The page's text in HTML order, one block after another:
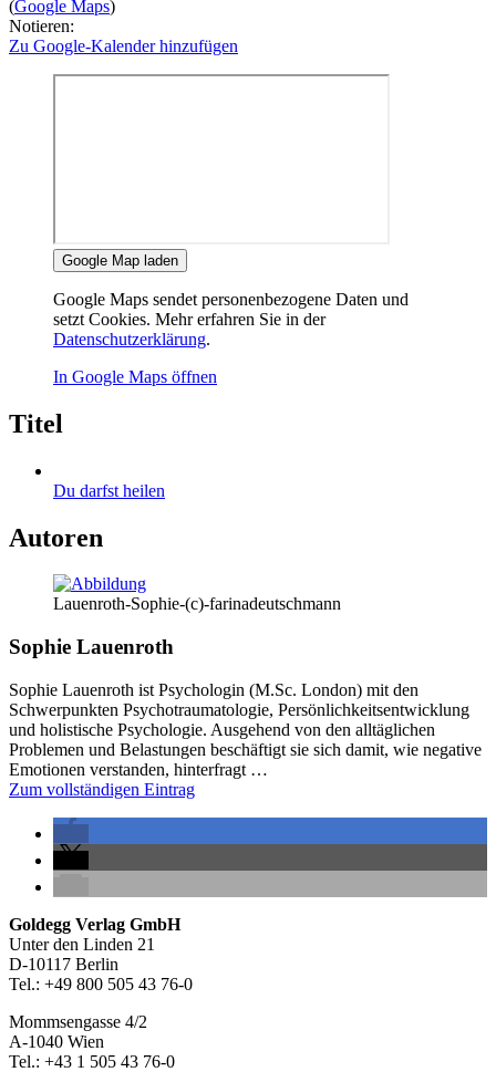
(Google Maps)
Notieren:
Zu Google-Kalender hinzufügen
Google Map laden
Google Maps sendet personenbezogene Daten und
setzt Cookies. Mehr erfahren Sie in der
Datenschutzerklärung.
In Google Maps öffnen
Titel
Du darfst heilen
Autoren
Lauenroth-Sophie-(c)-farinadeutschmann
Sophie Lauenroth
Sophie Lauenroth ist Psychologin (M.Sc. London) mit den
Schwerpunkten Psychotraumatologie, Persönlichkeitsentwicklung
und holistische Psychologie. Ausgehend von den alltäglichen
Problemen und Belastungen beschäftigt sie sich damit, wie negative
Emotionen verstanden, hinterfragt …
Zum vollständigen Eintrag
Seitenleiste
Footer-
Section
Goldegg Verlag GmbH
Unter den Linden 21
D-10117 Berlin
Tel.: +49 800 505 43 76-0
Mommsengasse 4/2
A-1040 Wien
Tel.: +43 1 505 43 76-0